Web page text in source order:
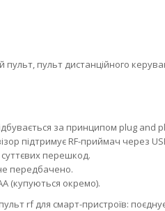
пульт дистанційного
за принципом plug and
підтримує RF-приймач через
перешкод.
передбачено.
(купуються окремо).
rf для смарт-пристроїв: